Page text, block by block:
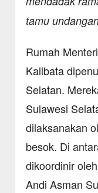
tamu
Rumah
Kalibata
Selatan.
Sulawesi
dilaksanakan
besok. Di
dikoordinir
Andi Asman